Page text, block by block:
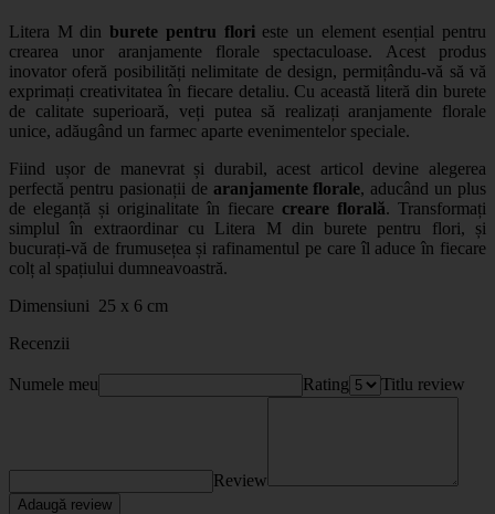
Litera M dinburete pentru flori este un element esențial pentru
crearea unor aranjamente florale spectaculoase. Acest produs
inovator oferă posibilități nelimitate de design, permițându-vă să vă
exprimați creativitatea în fiecare detaliu. Cu această literă din burete
de calitate superioară, veți putea să realizați aranjamente florale
unice, adăugând un farmec aparte evenimentelor speciale.
Fiind ușor de manevrat și durabil, acest articol devine alegerea
perfectă pentru pasionații de aranjamente florale, aducând un plus
de eleganță și originalitate în fiecare creare florală. Transformați
simplul în extraordinar cu Litera M din burete pentru flori, și
bucurați-vă de frumusețea și rafinamentul pe care îl aduce în fiecare
colț al spațiului dumneavoastră.
Dimensiuni 25 x 6 cm
Recenzii
Numele meu Rating Titlu review
Review
Adaugă review